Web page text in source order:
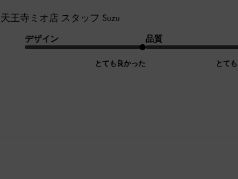
天王寺ミオ店 スタッフ Suzu
デザイン
とても良かった
品質
とて